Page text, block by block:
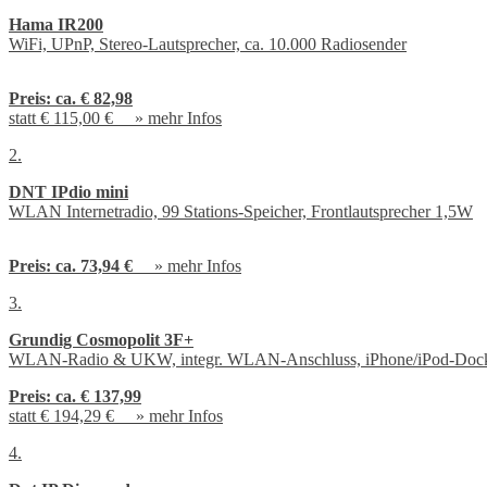
Hama IR200
WiFi, UPnP, Stereo-Lautsprecher, ca. 10.000 Radiosender
Preis: ca. € 82,98
statt € 115,00 € » mehr Infos
2.
DNT IPdio mini
WLAN Internetradio, 99 Stations-Speicher, Frontlautsprecher 1,5W
Preis: ca. 73,94 € » mehr Infos
3.
Grundig Cosmopolit 3F+
WLAN-Radio & UKW, integr. WLAN-Anschluss, iPhone/iPod-
Preis: ca. € 137,99
statt € 194,29 € » mehr Infos
4.